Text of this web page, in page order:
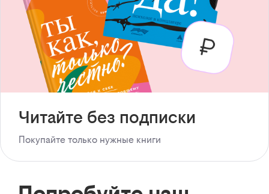
Читайте без подписки
Покупайте только нужные книги